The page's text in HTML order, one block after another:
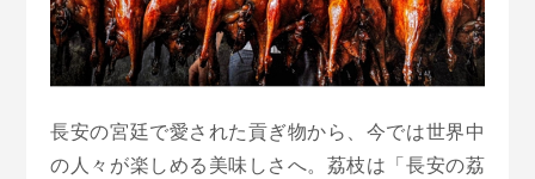
長安の宮廷で愛された貢ぎ物から、今では世界中
の人々が楽しめる美味しさへ。荔枝は「長安の荔